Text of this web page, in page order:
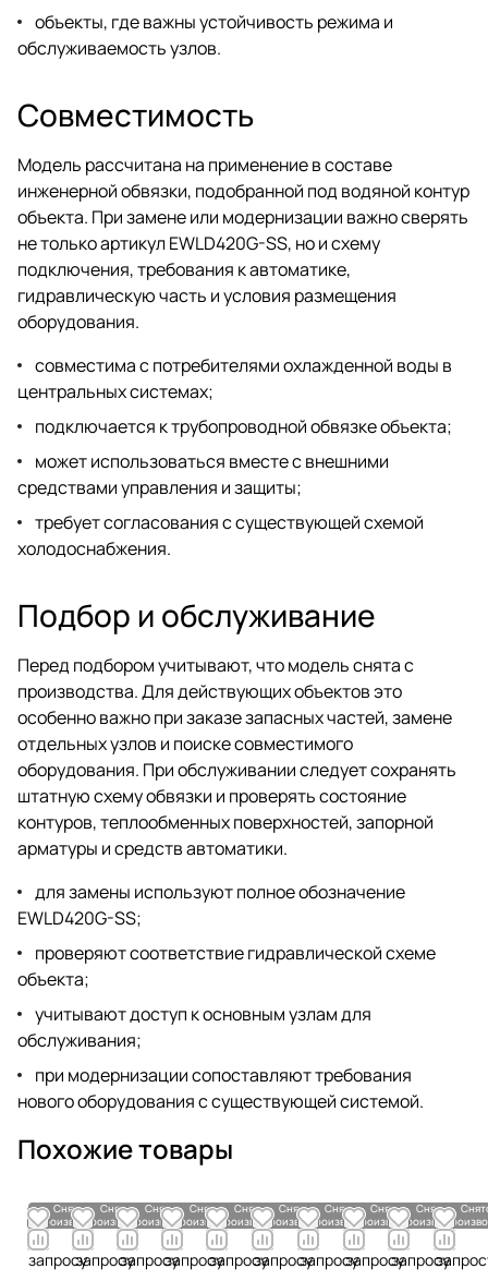
объекты, где важны устойчивость режима и
обслуживаемость узлов.
Совместимость
Модель рассчитана на применение в составе
инженерной обвязки, подобранной под водяной контур
объекта. При замене или модернизации важно сверять
не только артикул EWLD420G-SS, но и схему
подключения, требования к автоматике,
гидравлическую часть и условия размещения
оборудования.
совместима с потребителями охлажденной воды в
центральных системах;
подключается к трубопроводной обвязке объекта;
может использоваться вместе с внешними
средствами управления и защиты;
требует согласования с существующей схемой
холодоснабжения.
Подбор и обслуживание
Перед подбором учитывают, что модель снята с
производства. Для действующих объектов это
особенно важно при заказе запасных частей, замене
отдельных узлов и поиске совместимого
оборудования. При обслуживании следует сохранять
штатную схему обвязки и проверять состояние
контуров, теплообменных поверхностей, запорной
арматуры и средств автоматики.
для замены используют полное обозначение
EWLD420G-SS;
проверяют соответствие гидравлической схеме
объекта;
учитывают доступ к основным узлам для
обслуживания;
при модернизации сопоставляют требования
нового оборудования с существующей системой.
Похожие товары
Снято с
производства
По
запросу
Снято с
производства
По
запросу
Снято с
производства
По
запросу
Снято с
производства
По
запросу
Снято с
производства
По
запросу
Снято с
производства
По
запросу
Снято с
производства
По
запросу
Снято с
производства
По
запросу
Снято с
производства
По
запросу
По